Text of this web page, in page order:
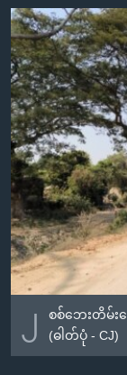
ရန်
၂
စစ်ဘေးတိမ်း
(ဓါတ်ပုံ - CJ)